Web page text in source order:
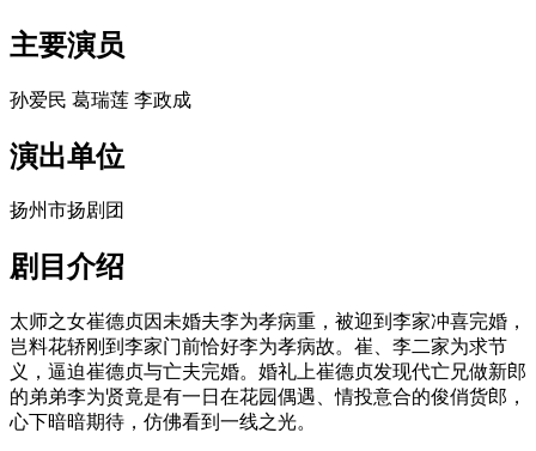
主要演员
孙爱民 葛瑞莲 李政成
演出单位
扬州市扬剧团
剧目介绍
太师之女崔德贞因未婚夫李为孝病重，被迎到李家冲喜完婚，
岂料花轿刚到李家门前恰好李为孝病故。崔、李二家为求节
义，逼迫崔德贞与亡夫完婚。婚礼上崔德贞发现代亡兄做新郎
的弟弟李为贤竟是有一日在花园偶遇、情投意合的俊俏货郎，
心下暗暗期待，仿佛看到一线之光。